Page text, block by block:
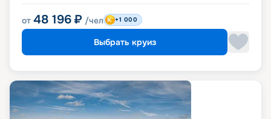
от 48 196 ₽ /чел +1 000
Выбрать круиз